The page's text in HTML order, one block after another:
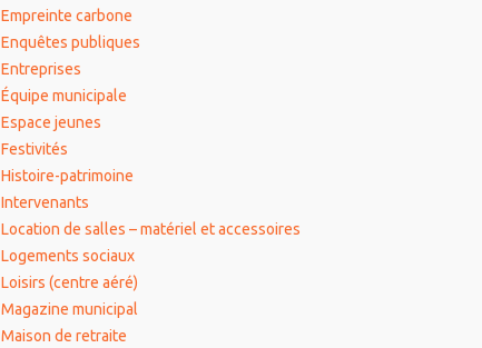
Empreinte carbone
Enquêtes publiques
Entreprises
Équipe municipale
Espace jeunes
Festivités
Histoire-patrimoine
Intervenants
Location de salles – matériel et accessoires
Logements sociaux
Loisirs (centre aéré)
Magazine municipal
Maison de retraite